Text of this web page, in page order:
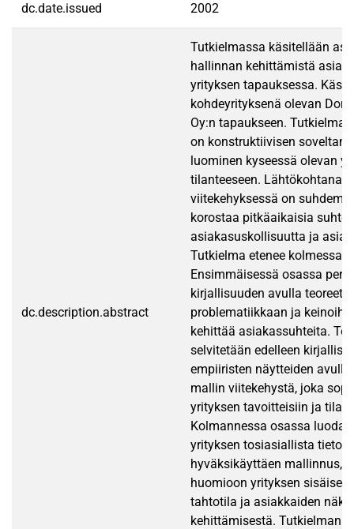
dc.date.issued 2002
dc.description.abstract
Tutkielmassa käsitellään
hallinnan kehittämistä
yrityksen tapauksessa.
kohdeyrityksenä olevan
Oy:n tapaukseen.
on konstruktiivisen
luominen kyseessä olevan
tilanteeseen. Lähtökohtana
viitekehyksessä on
korostaa pitkäaikaisia
asiakasuskollisuutta ja
Tutkielma etenee kolmessa
Ensimmäisessä osassa
kirjallisuuden avulla
problematiikkaan ja
kehittää asiakassuhteita.
selvitetään edelleen
empiiristen näytteiden
mallin viitekehystä, joka
yrityksen tavoitteisiin ja
Kolmannessa osassa
yrityksen tosiasiallista tietoa
hyväksikäyttäen mallinnus,
huomioon yrityksen sisäiset
tahtotila ja asiakkaiden
kehittämisestä. Tutkielman